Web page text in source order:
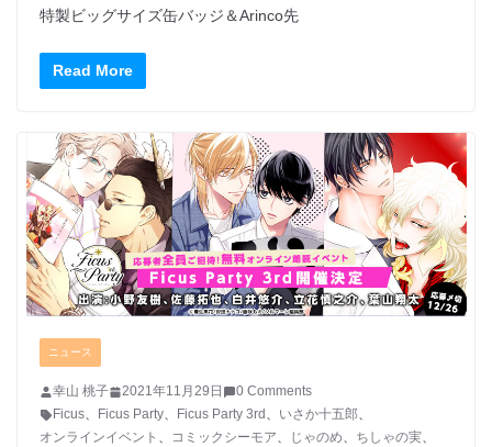
特製ビッグサイズ缶バッジ＆Arinco先
Read More
ニュース
幸山 桃子 2021年11月29日
0 Comments
Ficus、 Ficus Party、 Ficus Party 3rd 、 いさか十五郎、
オンラインイベント 、 コミックシーモア、 じゃのめ、 ちしゃの実、